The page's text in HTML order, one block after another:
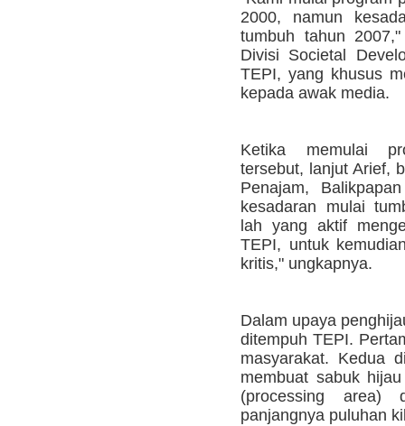
2000, namun
tumbuh tahun
Divisi Societal
TEPI, yang khusus
kepada awak media.
Ketika memulai
tersebut, lanjut Arief,
Penajam,
kesadaran mulai
lah yang aktif
TEPI, untuk
kritis," ungkapnya.
Dalam upaya
ditempuh TEPI.
masyarakat. Kedua
membuat sabuk
(processing
panjangnya puluhan